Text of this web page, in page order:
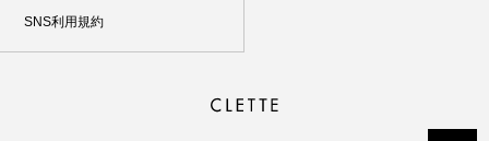
SNS利用規約